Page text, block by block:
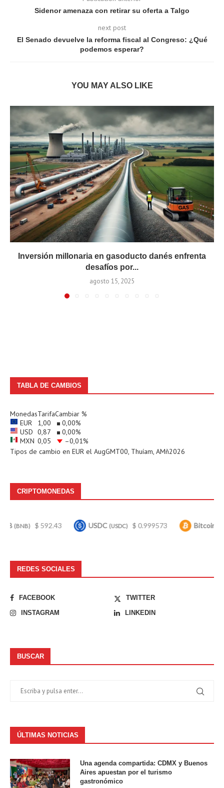
Sidenor amenaza con retirar su oferta a Talgo
next post
El Senado devuelve la reforma fiscal al Congreso: ¿Qué
podemos esperar?
YOU MAY ALSO LIKE
Inversión millonaria en gasoducto danés enfrenta
desafíos por...
agosto 15, 2025
TABLA DE CAMBIOS
MonedasTarifaCambiar %
EUR
1,00 0,00%
USD 0,87 0,00%
MXN 0,05 –0,01%
Tipos de cambio en EUR el AugGMT00, Thuíam, AMñ2026
CRIPTOMONEDAS
592.43 USDC (USDC) $ 0.999573 Bitcoin(BTC) $
REDES SOCIALES
FACEBOOK
TWITTER
INSTAGRAM
LINKEDIN
BUSCAR
ÚLTIMAS NOTICIAS
Una agenda compartida: CDMX y Buenos
Aires apuestan por el turismo
gastronómico